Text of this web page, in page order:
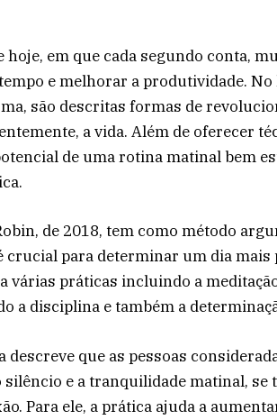
hoje, em que cada segundo conta,
e melhorar a produtividade. No
são descritas formas de
a vida. Além de oferecer
de uma rotina matinal bem
de 2018, tem como método
crucial para determinar um dia
várias práticas incluindo a
a disciplina e também a
descreve que as pessoas
e a tranquilidade matinal, se
Para ele, a prática ajuda a